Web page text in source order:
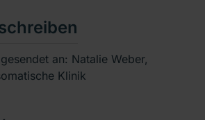
an: Natalie Weber,
Klinik